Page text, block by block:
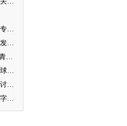
全市学校德育工作暨心理健康专项督导迎检会议召开
新沂市中片区小学、幼儿园研发卓越课程暨班主任素养提升培训活动举行
我市在2023年“放飞梦想”全国青少年纸飞机教育竞赛（江苏省总决赛）获得佳绩
2023年新沂市中小学生秋季毽球比赛举行
新沂市中小学学校体育推动研讨会举行
春华小学迎接江苏省书法（写字）特色学校验收